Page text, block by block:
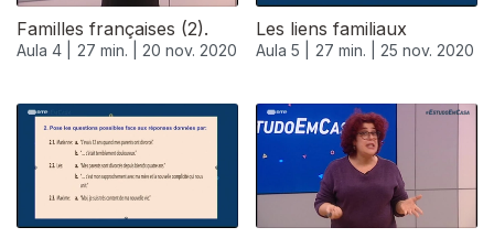
Familles françaises (2).
Aula 4 | 27 min. | 20 nov. 2020
Les liens familiaux
Aula 5 | 27 min. | 25 nov. 2020